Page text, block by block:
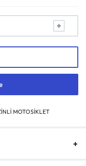
MOTOSİKLET